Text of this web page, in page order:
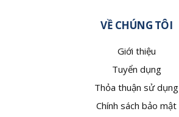
VỀ CHÚNG TÔI
Giới thiệu
Tuyển dụng
Thỏa thuận sử dụng
Chính sách bảo mật